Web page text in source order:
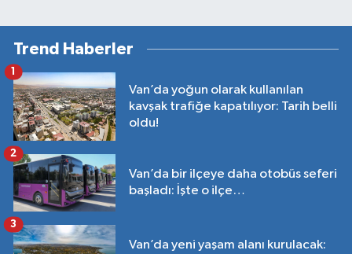
Trend Haberler
Van’da yoğun olarak kullanılan
kavşak trafiğe kapatılıyor: Tarih belli
oldu!
1
Van’da bir ilçeye daha otobüs seferi
başladı: İşte o ilçe…
2
Van’da yeni yaşam alanı kurulacak:
3